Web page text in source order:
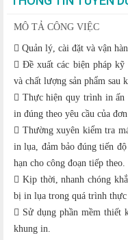
MÔ TẢ CÔNG VIỆC
 Quản lý, cài đặt và vận
 Đề xuất các biện pháp kỹ
và chất lượng sản phẩm sau
 Thực hiện quy trình in ấn
in đúng theo yêu cầu của
 Thường xuyên kiểm tra
in lụa, đảm bảo đúng tiến
hạn cho công đoạn tiếp theo.
 Kịp thời, nhanh chóng
bị in lụa trong quá trình thực
 Sử dụng phần mềm thiết
khung in.